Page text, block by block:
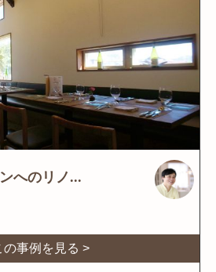
へのリノ...
の事例を見る >